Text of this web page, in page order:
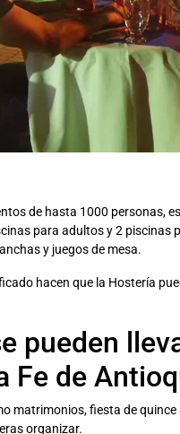
de hasta 1000 personas,
para adultos y 2 piscinas
y juegos de mesa.
hacen que la Hostería
pueden
Fe de
matrimonios, fiesta de
organizar.